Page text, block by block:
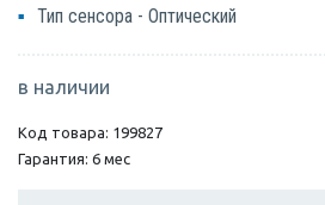
Тип сенсора - Оптический
в наличии
Код товара: 199827
Гарантия: 6 мес